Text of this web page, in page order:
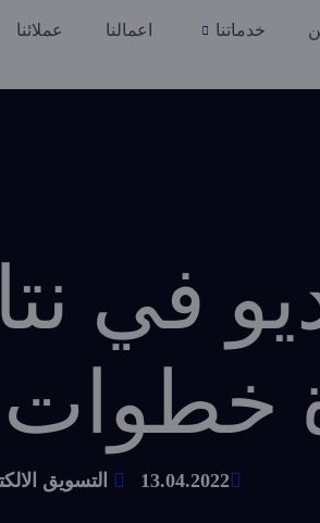
خدماتنا اعمالنا عملائنا
في
13.04.2022 التسويق